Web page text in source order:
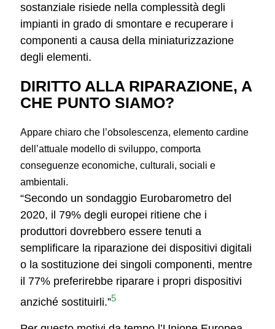
sostanziale risiede nella complessità degli
impianti in grado di smontare e recuperare i
componenti a causa della miniaturizzazione
degli elementi.
DIRITTO ALLA RIPARAZIONE, A
CHE PUNTO SIAMO?
Appare chiaro che l’obsolescenza, elemento cardine
dell’attuale modello di sviluppo, comporta
conseguenze economiche, culturali, sociali e
ambientali.
“Secondo un sondaggio Eurobarometro del
2020, il 79% degli europei ritiene che i
produttori dovrebbero essere tenuti a
semplificare la riparazione dei dispositivi digitali
o la sostituzione dei singoli componenti, mentre
il 77% preferirebbe riparare i propri dispositivi
anziché sostituirli.”5